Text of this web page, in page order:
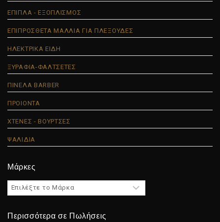
ΕΠΙΠΛΑ - ΕΞΟΠΛΙΣΜΟΣ
ΕΠΙΠΡΟΣΘΕΤΑ ΜΑΛΛΙΑ ΓΙΑ ΠΛΕΞΟΥΔΕΣ
ΗΛΕΚΤΡΙΚΑ ΕΙΔΗ
ΞΥΡΑΦΙΑ-ΦΑΛΤΣΕΤΕΣ
ΠΙΝΕΛΑ BARBER
ΠΡΟΙΟΝΤΑ
ΧΤΕΝΕΣ - ΒΟΥΡΤΣΕΣ
ΨΑΛΙΔΙΑ
Μάρκες
Περισσότερα σε Πωλήσεις